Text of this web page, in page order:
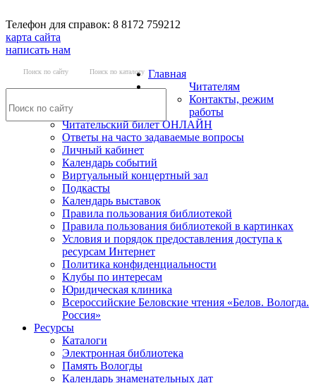
Телефон для справок: 8 8172 759212
карта сайта
написать нам
Поиск по сайту Поиск по каталогу Главная
Читателям
Контакты, режим
работы
Читательский билет ОНЛАЙН
Ответы на часто задаваемые вопросы
Личный кабинет
Календарь событий
Виртуальный концертный зал
Подкасты
Календарь выставок
Правила пользования библиотекой
Правила пользования библиотекой в картинках
Условия и порядок предоставления доступа к
ресурсам Интернет
Политика конфиденциальности
Клубы по интересам
Юридическая клиника
Всероссийские Беловские чтения «Белов. Вологда.
Россия»
Ресурсы
Каталоги
Электронная библиотека
Память Вологды
Календарь знаменательных дат